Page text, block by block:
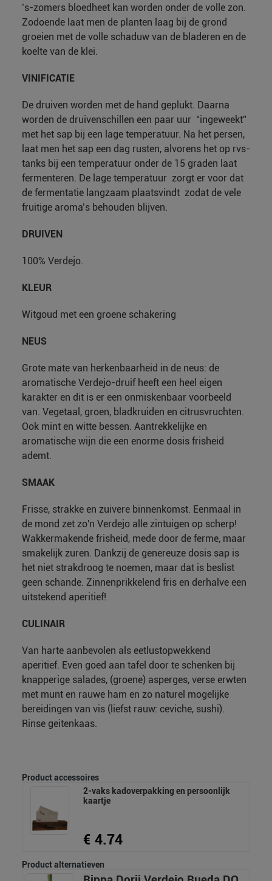
’s-zomers bloedheet kan worden onder de volle zon.
Zodoende laat men de planten laag bij de grond
groeien met de volle schaduw van de bladeren en de
koelte van de klei.
VINIFICATIE
De druiven worden met de hand geplukt. Daarna
worden de druivenschillen een paar uur “ingeweekt”
met het sap bij een lage temperatuur. Na het persen,
laat men het sap een dag rusten, alvorens het op rvs-
tanks bij een temperatuur onder de 15 graden laat
fermenteren. De lage temperatuur zorgt er voor dat
de fermentatie langzaam plaatsvindt zodat de vele
fruitige aroma’s behouden blijven.
DRUIVEN
100% Verdejo.
KLEUR
Witgoud met een groene schakering
NEUS
Grote mate van herkenbaarheid in de neus: de
aromatische Verdejo-druif heeft een heel eigen
karakter en dit is er een onmiskenbaar voorbeeld
van. Vegetaal, groen, bladkruiden en citrusvruchten.
Ook mint en witte bessen. Aantrekkelijke en
aromatische wijn die een enorme dosis frisheid
ademt.
SMAAK
Frisse, strakke en zuivere binnenkomst. Eenmaal in
de mond zet zo'n Verdejo alle zintuigen op scherp!
Wakkermakende frisheid, mede door de ferme, maar
smakelijk zuren. Dankzij de genereuze dosis sap is
het niet strakdroog te noemen, maar dat is beslist
geen schande. Zinnenprikkelend fris en derhalve een
uitstekend aperitief!
CULINAIR
Van harte aanbevolen als eetlustopwekkend
aperitief. Even goed aan tafel door te schenken bij
knapperige salades, (groene) asperges, verse erwten
met munt en rauwe ham en zo naturel mogelijke
bereidingen van vis (liefst rauw: ceviche, sushi).
Rinse geitenkaas.
Product accessoires
2-vaks kadoverpakking en persoonlijk
kaartje
€ 4.74
Product alternatieven